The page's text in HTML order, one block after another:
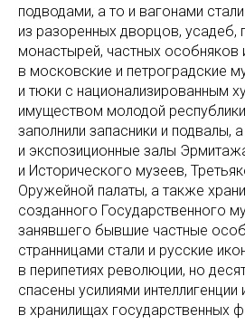
подводами, а то и вагонами
из разоренных дворцов, усадеб,
монастырей, частных особняков
в московские и петроградские
и тюки с национализированным
имуществом молодой
заполнили запасники и подвалы,
и экспозиционные залы
и Исторического музеев,
Оружейной палаты, а также
созданного Государственного
занявшего бывшие частные
странницами стали и русские
в перипетиях революции, но
спасены усилиями интеллигенции
в хранилищах государственных